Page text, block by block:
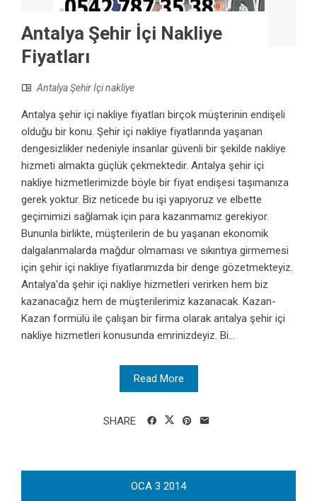
Antalya Şehir İçi Nakliye
Fiyatları
Antalya Şehir İçi nakliye
Antalya şehir içi nakliye fiyatları birçok müşterinin endişeli
olduğu bir konu. Şehir içi nakliye fiyatlarında yaşanan
dengesizlikler nedeniyle insanlar güvenli bir şekilde nakliye
hizmeti almakta güçlük çekmektedir. Antalya şehir içi
nakliye hizmetlerimizde böyle bir fiyat endişesi taşımanıza
gerek yoktur. Biz neticede bu işi yapıyoruz ve elbette
geçimimizi sağlamak için para kazanmamız gerekiyor.
Bununla birlikte, müşterilerin de bu yaşanan ekonomik
dalgalanmalarda mağdur olmaması ve sıkıntıya girmemesi
için şehir içi nakliye fiyatlarımızda bir denge gözetmekteyiz.
Antalya'da şehir içi nakliye hizmetleri verirken hem biz
kazanacağız hem de müşterilerimiz kazanacak. Kazan-
Kazan formülü ile çalışan bir firma olarak antalya şehir içi
nakliye hizmetleri konusunda emrinizdeyiz. Bi...
Read More
SHARE
OCA 3 2014